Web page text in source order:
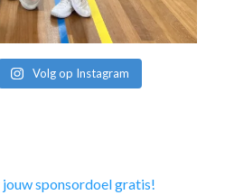
Volg op Instagram